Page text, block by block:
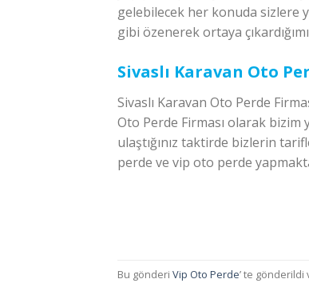
gelebilecek her konuda sizlere
gibi özenerek ortaya
Sivaslı Karavan Oto
Sivaslı Karavan Oto Perde
Oto Perde Firması olarak bizim
ulaştığınız taktirde bizlerin
perde ve vip oto perde
Bu gönderiVip Oto Perde’ te gönderildi